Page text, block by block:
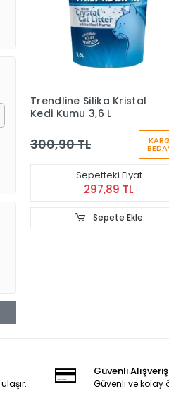
Trendline Silika Kristal
Kedi Kumu 3,6 L
300,90 TL
Sepetteki Fiyat
297,89 TL
Sepete Ekle
Güvenli Alışveriş
Güvenli ve kolay